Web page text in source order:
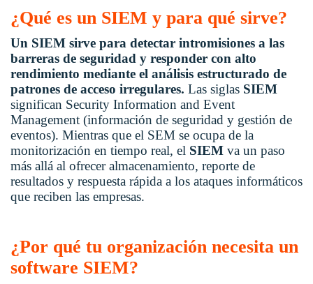
¿Qué es un SIEM y para qué sirve?
Un SIEM sirve para detectar intromisiones a las
barreras de seguridad y responder con alto
rendimiento mediante el análisis estructurado de
patrones de acceso irregulares. Las siglas SIEM
significan Security Information and Event
Management (información de seguridad y gestión de
eventos). Mientras que el SEM se ocupa de la
monitorización en tiempo real, el SIEM va un paso
más allá al ofrecer almacenamiento, reporte de
resultados y respuesta rápida a los ataques informáticos
que reciben las empresas.
¿Por qué tu organización necesita un
software SIEM?